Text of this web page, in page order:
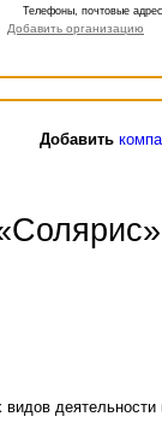
Телефоны, почтовые
Добавить организацию
Добавить
видов